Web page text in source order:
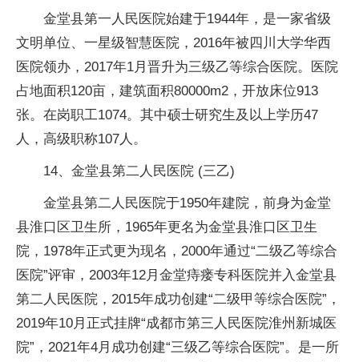
金堂县第一人民医院始建于1944年，是一家省级
文明单位、一星级智慧医院，2016年被四川大学华西
医院领办，2017年1月晋升为三级乙等综合医院。医院
占地面积120亩，建筑面积80000m2，开放床位913
张。在岗职工1074。其中硕士研究生及以上学历47
人，高级职称107人。
14、金堂县第二人民医院 (三乙)
金堂县第二人民医院于1950年建院，前身为金堂
县淮口区卫生所，1965年更名为金堂县淮口区卫生
院，1978年正式更为现名，2000年通过“二级乙等综合
医院”评审，2003年12月金堂痔瘘专科医院并入金堂县
第二人民医院，2015年成功创建“二级甲等综合医院”，
2019年10月正式挂牌“成都市第三人民医院淮州新城医
院”，2021年4月成功创建“三级乙等综合医院”。是一所